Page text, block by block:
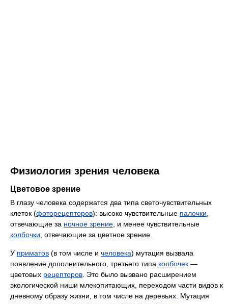
Физиология зрения человека
Цветовое зрение
В глазу человека содержатся два типа светочувствительных
клеток (фоторецепторов): высоко чувствительные палочки
отвечающие за ночное зрение , и менее чувствительные
колбочки , отвечающие за цветное зрение.
У приматов (в том числе и человека) мутация вызвала
появление дополнительного, третьего типа колбочек —
цветовых рецепторов . Это было вызвано расширением
экологической ниши млекопитающих, переходом части видов к
дневному образу жизни, в том числе на деревьях. Мутация